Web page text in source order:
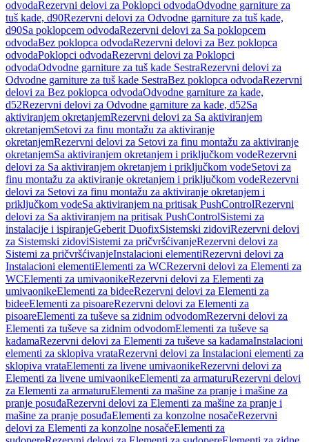
odvodaRezervni delovi za Poklopci odvodaOdvodne garniture za
tuš kade, d90Rezervni delovi za Odvodne garniture za tuš kade,
d90Sa poklopcem odvodaRezervni delovi za Sa poklopcem
odvodaBez poklopca odvodaRezervni delovi za Bez poklopca
odvodaPoklopci odvodaRezervni delovi za Poklopci
odvodaOdvodne garniture za tuš kade SestraRezervni delovi za
Odvodne garniture za tuš kade SestraBez poklopca odvodaRezervni
delovi za Bez poklopca odvodaOdvodne garniture za kade,
d52Rezervni delovi za Odvodne garniture za kade, d52Sa
aktiviranjem okretanjemRezervni delovi za Sa aktiviranjem
okretanjemSetovi za finu montažu za aktiviranje
okretanjemRezervni delovi za Setovi za finu montažu za aktiviranje
okretanjemSa aktiviranjem okretanjem i priključkom vodeRezervni
delovi za Sa aktiviranjem okretanjem i priključkom vodeSetovi za
finu montažu za aktiviranje okretanjem i priključkom vodeRezervni
delovi za Setovi za finu montažu za aktiviranje okretanjem i
priključkom vodeSa aktiviranjem na pritisak PushControlRezervni
delovi za Sa aktiviranjem na pritisak PushControlSistemi za
instalacije i ispiranjeGeberit DuofixSistemski zidoviRezervni delovi
za Sistemski zidoviSistemi za pričvršćivanjeRezervni delovi za
Sistemi za pričvršćivanjeInstalacioni elementiRezervni delovi za
Instalacioni elementiElementi za WCRezervni delovi za Elementi za
WCElementi za umivaonikeRezervni delovi za Elementi za
umivaonikeElementi za bideeRezervni delovi za Elementi za
bideeElementi za pisoareRezervni delovi za Elementi za
pisoareElementi za tuševe sa zidnim odvodomRezervni delovi za
Elementi za tuševe sa zidnim odvodomElementi za tuševe sa
kadamaRezervni delovi za Elementi za tuševe sa kadamaInstalacioni
elementi za sklopiva vrataRezervni delovi za Instalacioni elementi za
sklopiva vrataElementi za livene umivaonikeRezervni delovi za
Elementi za livene umivaonikeElementi za armaturuRezervni delovi
za Elementi za armaturuElementi za mašine za pranje i mašine za
pranje posuđaRezervni delovi za Elementi za mašine za pranje i
mašine za pranje posuđaElementi za konzolne nosačeRezervni
delovi za Elementi za konzolne nosačeElementi za